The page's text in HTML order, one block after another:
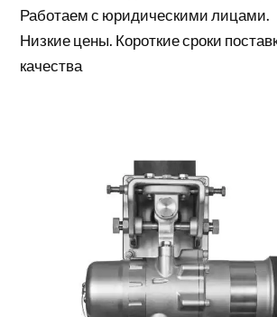
Работаем с юридическими лицами.
Низкие цены. Короткие сроки
качества